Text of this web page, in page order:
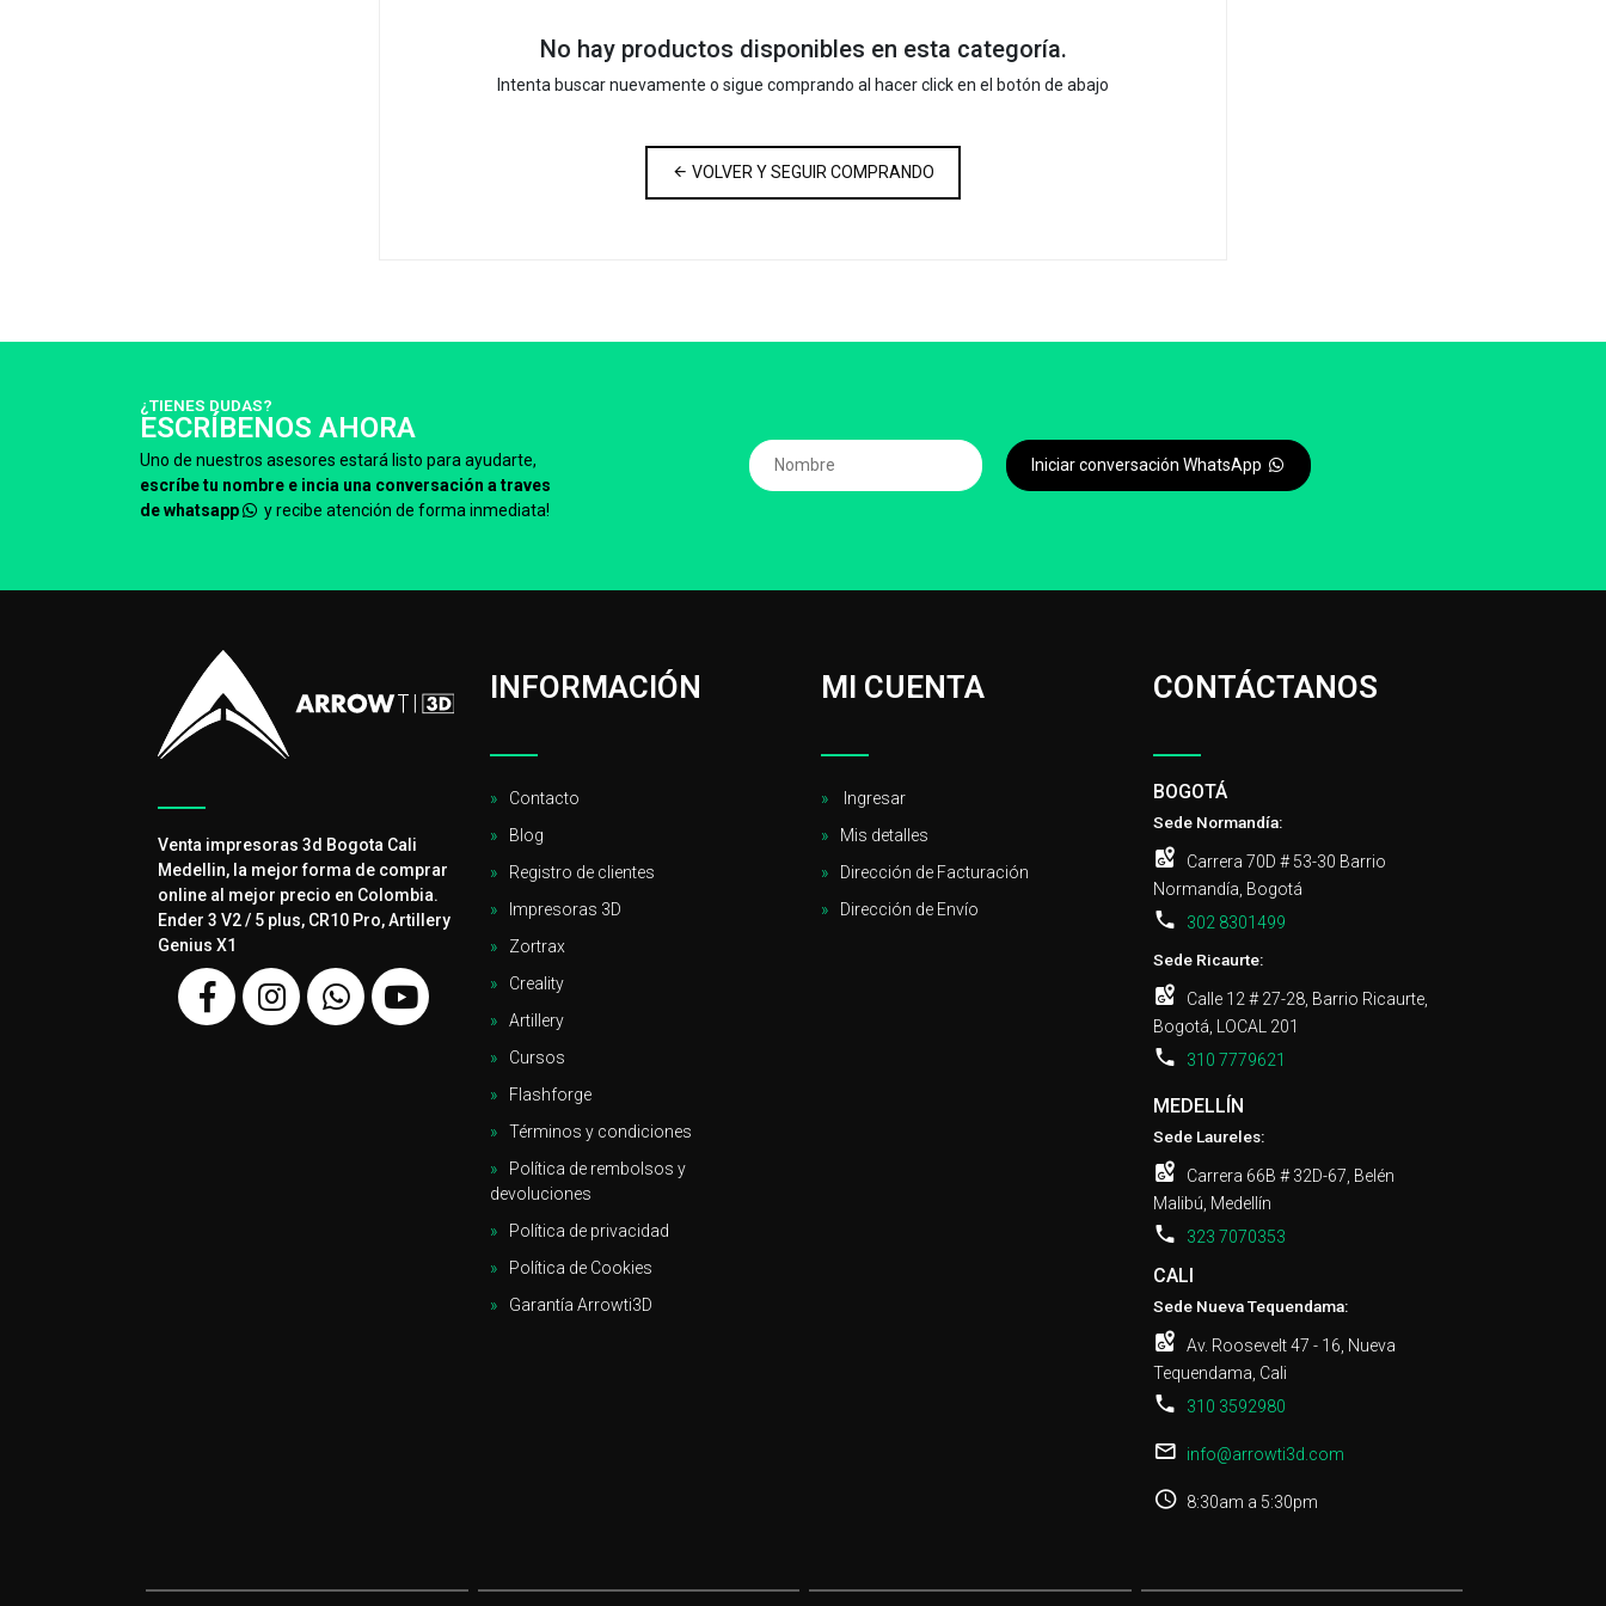
No hay productos disponibles en esta categoría.
Intenta buscar nuevamente o sigue comprando al hacer click en el botón de abajo
VOLVER Y SEGUIR COMPRANDO
¿TIENES DUDAS?
ESCRÍBENOS AHORA
Uno de nuestros asesores estará listo para ayudarte,
escríbe tu nombre e incia una conversación a traves
de whatsapp
y recibe atención de forma inmediata!
Iniciar conversación WhatsApp
Venta impresoras 3d Bogota Cali
Medellin, la mejor forma de comprar
online al mejor precio en Colombia.
Ender 3 V2 / 5 plus, CR10 Pro, Artillery
Genius X1
INFORMACIÓN
Contacto
Blog
Registro de clientes
Impresoras 3D
Zortrax
Creality
Artillery
Cursos
Flashforge
Términos y condiciones
Política de rembolsos y
devoluciones
Política de privacidad
Política de Cookies
Garantía Arrowti3D
MI CUENTA
Ingresar
Mis detalles
Dirección de Facturación
Dirección de Envío
CONTÁCTANOS
BOGOTÁ
Sede Normandía:
Carrera 70D # 53-30 Barrio
Normandía, Bogotá
302 8301499
Sede Ricaurte:
Calle 12 # 27-28, Barrio Ricaurte,
Bogotá, LOCAL 201
310 7779621
MEDELLÍN
Sede Laureles:
Carrera 66B # 32D-67, Belén
Malibú, Medellín
323 7070353
CALI
Sede Nueva Tequendama:
Av. Roosevelt 47 - 16, Nueva
Tequendama, Cali
310 3592980
info@arrowti3d.com
8:30am a 5:30pm